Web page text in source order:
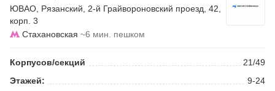
ЮВАО Рязанский 2-й Грайвороновский проезд , 42,
корп. 3
Стахановская ~6 мин. пешком
Корпусов/секций
21/49
Этажей:
9-24